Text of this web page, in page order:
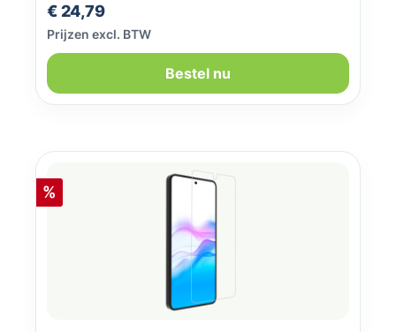
Normale prijs:
€ 24,79
Prijzen excl. BTW
Bestel nu
Korting
%